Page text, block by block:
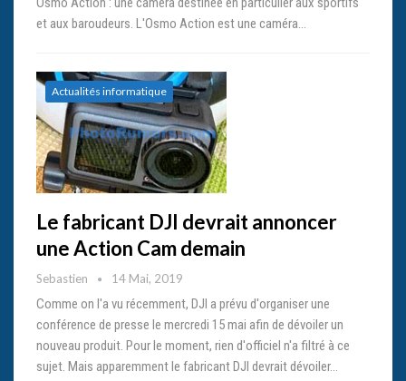
et aux baroudeurs. L'Osmo Action est une caméra…
Actualités informatique
Le fabricant DJI devrait annoncer
une Action Cam demain
Sebastien 14 Mai, 2019
Comme on l'a vu récemment, DJI a prévu d'organiser une
conférence de presse le mercredi 15 mai afin de dévoiler un
nouveau produit. Pour le moment, rien d'officiel n'a filtré à ce
sujet. Mais apparemment le fabricant DJI devrait dévoiler…